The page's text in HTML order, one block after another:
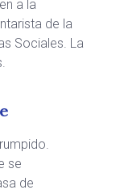
a la
de la
Sociales. La
se
de